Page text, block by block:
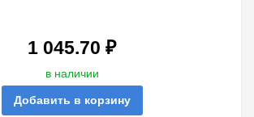
1 045.70 ₽
в наличии
Добавить в корзину